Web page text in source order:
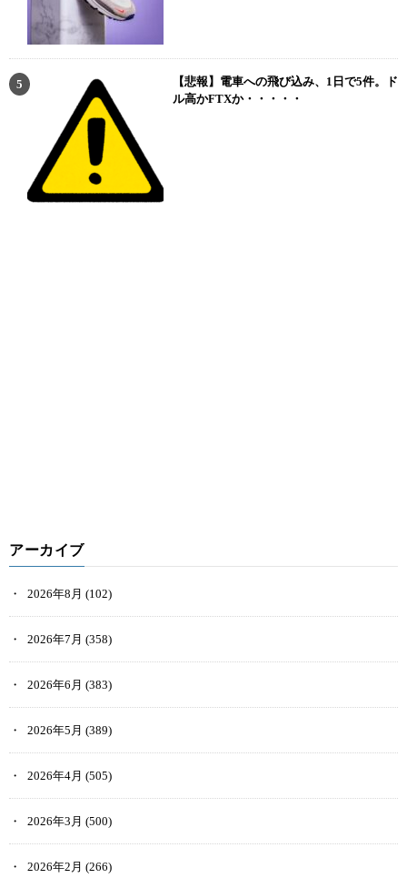
【悲報】電車への飛び込み、1日で5件。ド
ル高かFTXか・・・・・
アーカイブ
2026年8月 (102)
2026年7月 (358)
2026年6月 (383)
2026年5月 (389)
2026年4月 (505)
2026年3月 (500)
2026年2月 (266)